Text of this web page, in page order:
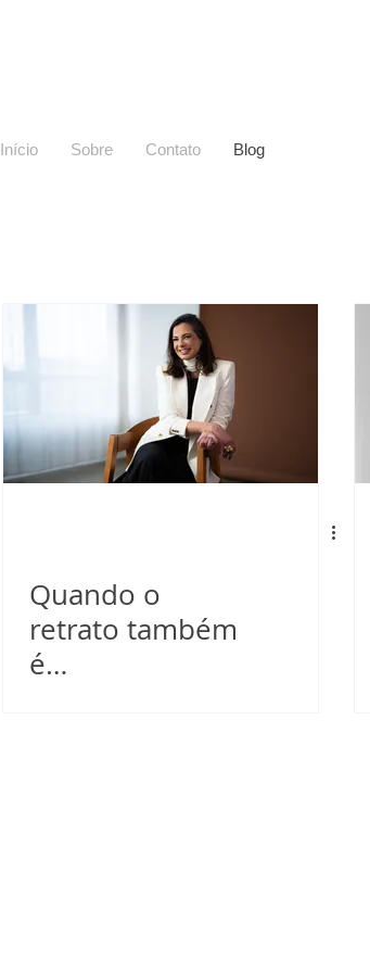
Início Sobre Contato Blog
Quando o
retrato também
é